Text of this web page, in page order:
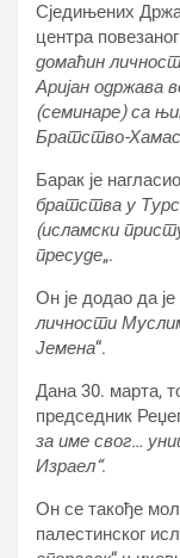
Сједињених
центра
домаћин
Аријан одржава
(семинаре) са
Братство-
Барак је
братства у
(исламски
пресуде„.
Он је додао да
личности
Јемена“.
Дана 30. марта,
председник
за име свог…
Израел“.
Он се такође
палестинског